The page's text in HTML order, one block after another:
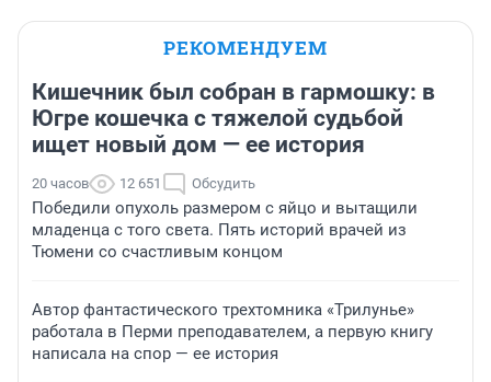
РЕКОМЕНДУЕМ
Кишечник был собран в гармошку: в
Югре кошечка с тяжелой судьбой
ищет новый дом — ее история
20 часов 12 651 Обсудить
Победили опухоль размером с яйцо и вытащили
младенца с того света. Пять историй врачей из
Тюмени со счастливым концом
Автор фантастического трехтомника «Трилунье»
работала в Перми преподавателем, а первую книгу
написала на спор — ее история